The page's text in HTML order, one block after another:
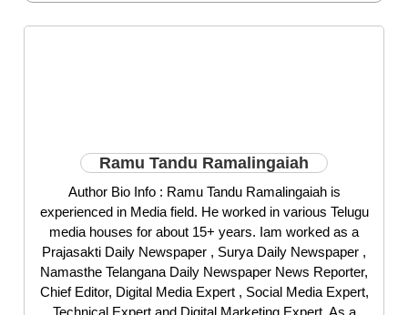
Ramu Tandu Ramalingaiah
Author Bio Info : Ramu Tandu Ramalingaiah is
experienced in Media field. He worked in various Telugu
media houses for about 15+ years. Iam worked as a
Prajasakti Daily Newspaper , Surya Daily Newspaper ,
Namasthe Telangana Daily Newspaper News Reporter,
Chief Editor, Digital Media Expert , Social Media Expert,
Technical Expert and Digital Marketing Expert. As a